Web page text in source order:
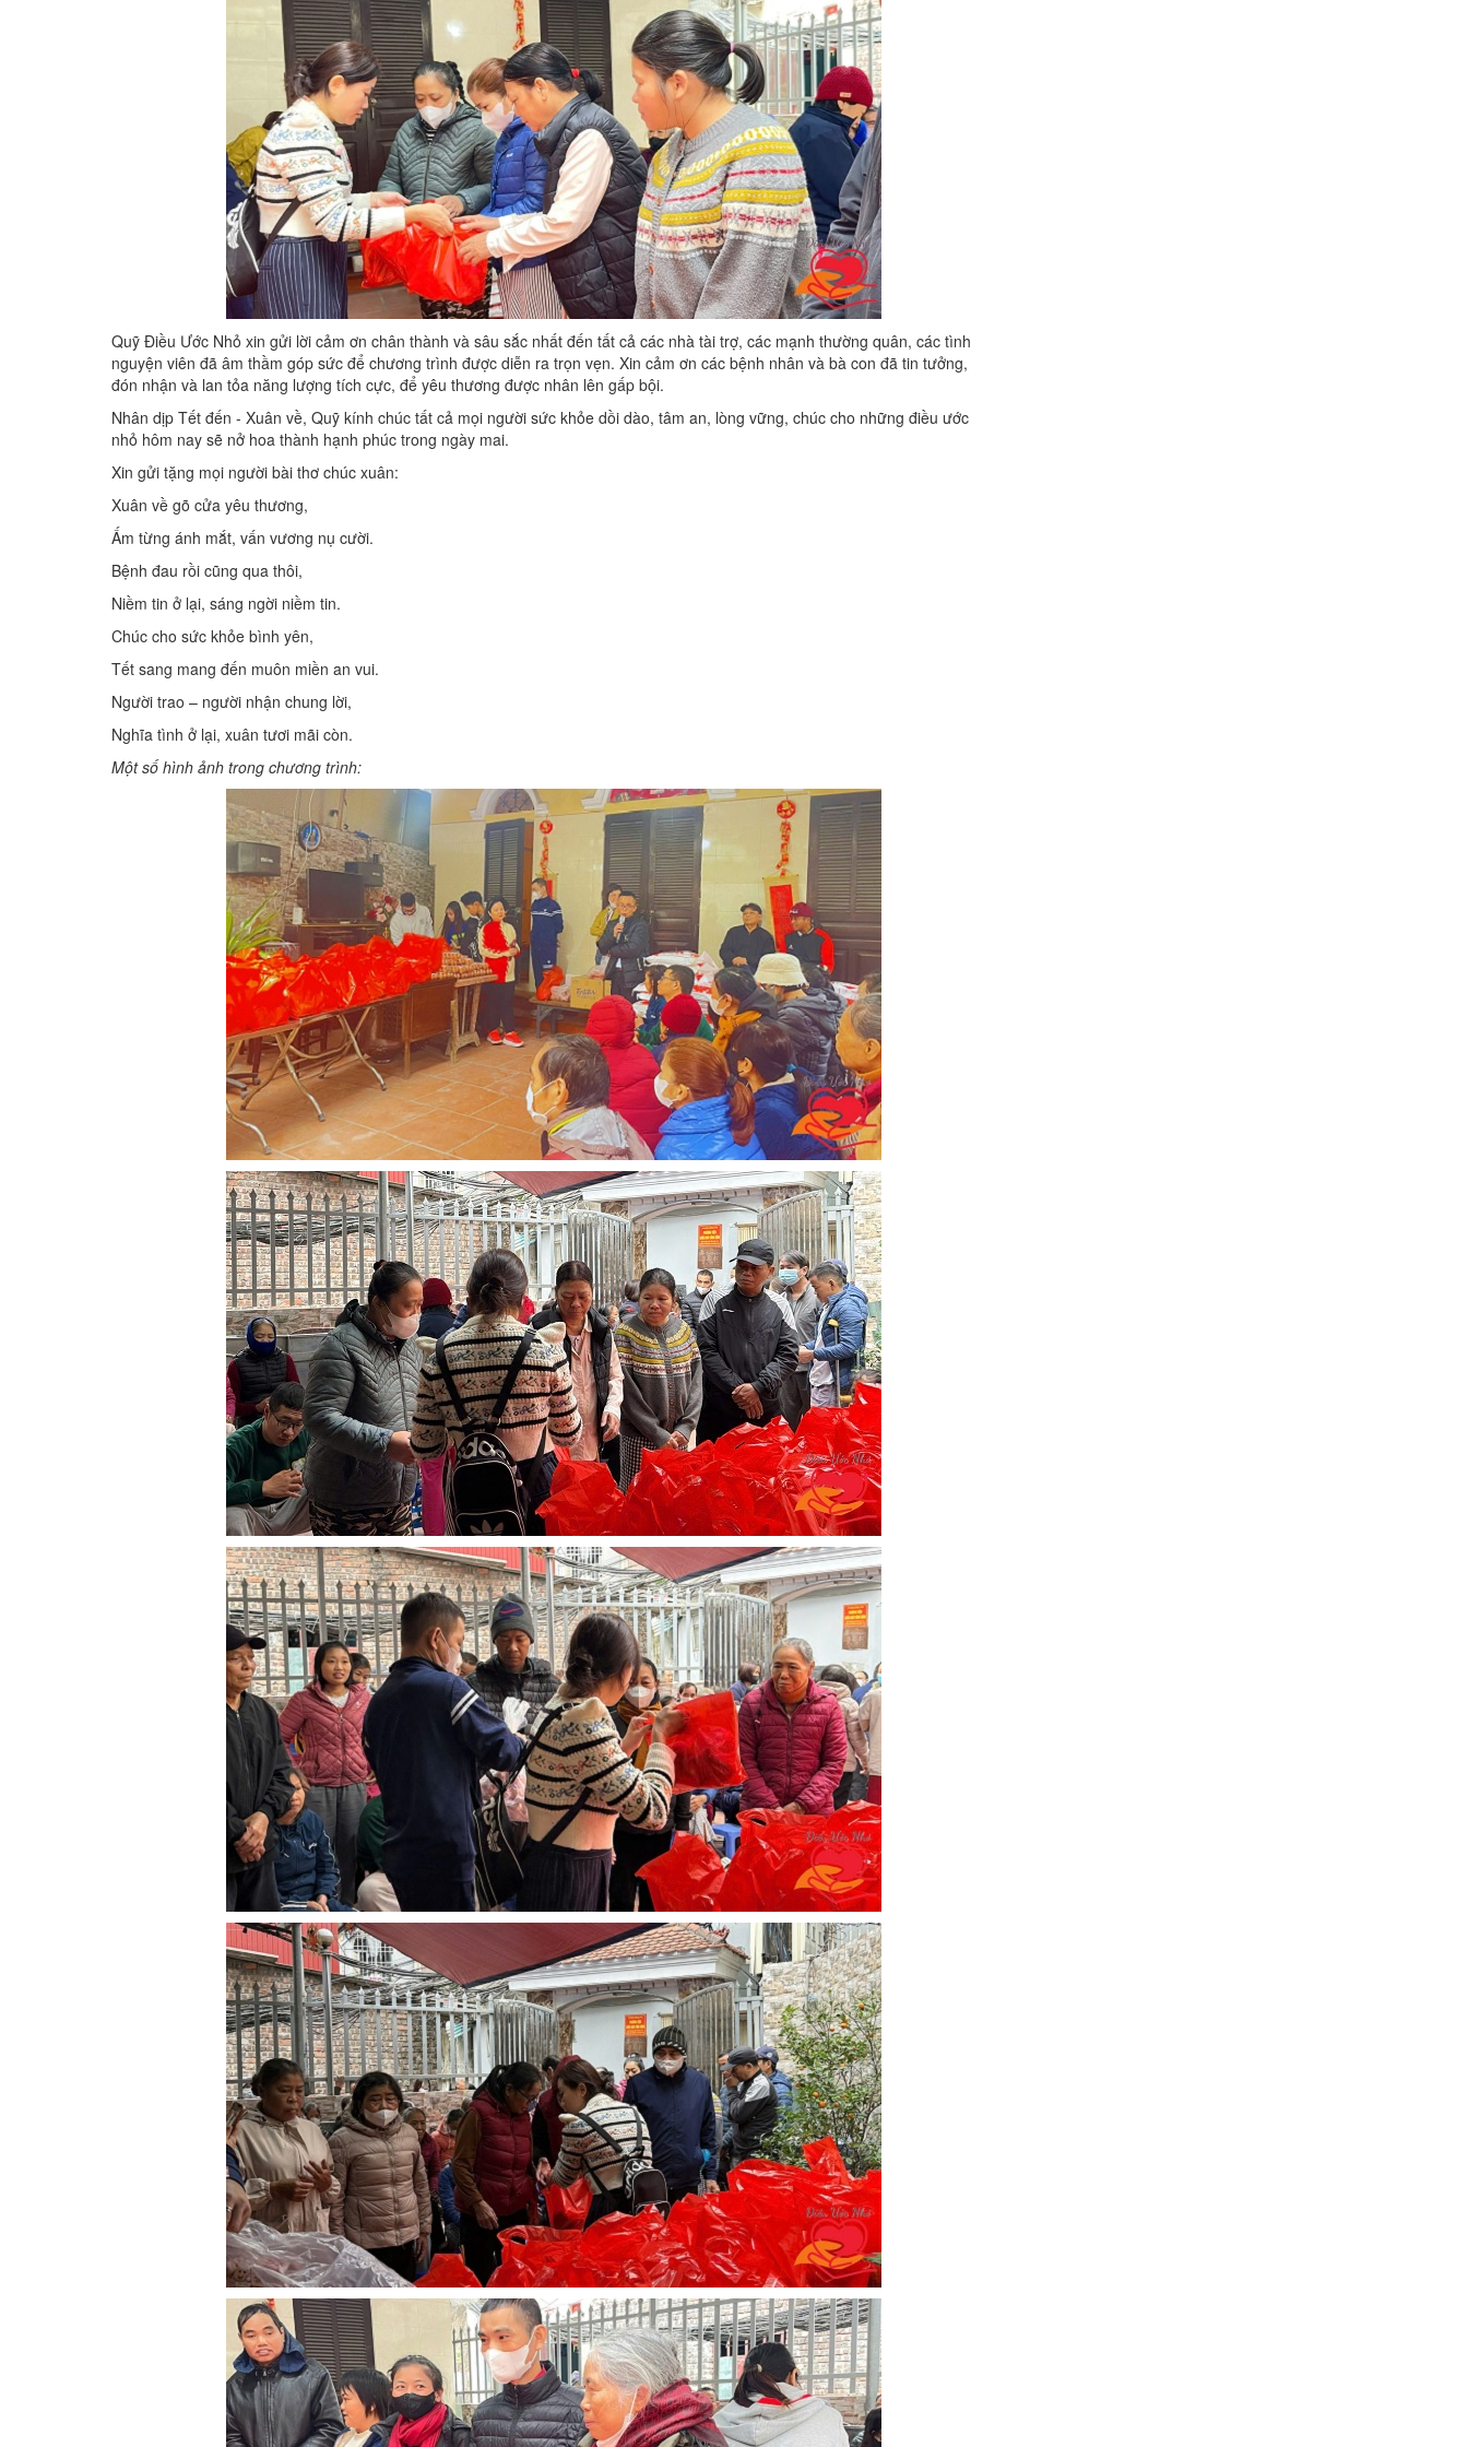
Quỹ Điều Ước Nhỏ xin gửi lời cảm ơn chân thành và sâu sắc nhất đến tất cả các nhà tài trợ, các mạnh thường quân, các tình
nguyện viên đã âm thầm góp sức để chương trình được diễn ra trọn vẹn. Xin cảm ơn các bệnh nhân và bà con đã tin tưởng,
đón nhận và lan tỏa năng lượng tích cực, để yêu thương được nhân lên gấp bội.
Nhân dịp Tết đến - Xuân về, Quỹ kính chúc tất cả mọi người sức khỏe dồi dào, tâm an, lòng vững, chúc cho những điều ước
nhỏ hôm nay sẽ nở hoa thành hạnh phúc trong ngày mai.
Xin gửi tặng mọi người bài thơ chúc xuân:
Xuân về gõ cửa yêu thương,
Ấm từng ánh mắt, vấn vương nụ cười.
Bệnh đau rồi cũng qua thôi,
Niềm tin ở lại, sáng ngời niềm tin.
Chúc cho sức khỏe bình yên,
Tết sang mang đến muôn miền an vui.
Người trao – người nhận chung lời,
Nghĩa tình ở lại, xuân tươi mãi còn.
Một số hình ảnh trong chương trình: